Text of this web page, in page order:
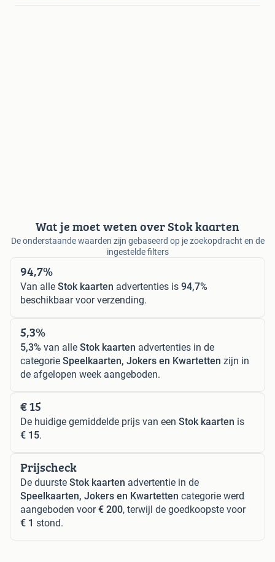
Wat je moet weten over Stok kaarten
De onderstaande waarden zijn gebaseerd op je zoekopdracht en de
ingestelde filters
94,7%
Van alle Stok kaarten advertenties is 94,7%
beschikbaar voor verzending.
5,3%
5,3% van alle Stok kaarten advertenties in de
categorie Speelkaarten, Jokers en Kwartetten zijn in
de afgelopen week aangeboden.
€ 15
De huidige gemiddelde prijs van een Stok kaarten is
€ 15.
Prijscheck
De duurste Stok kaarten advertentie in de
Speelkaarten, Jokers en Kwartetten categorie werd
aangeboden voor€ 200, terwijl de goedkoopste voor
€ 1 stond.